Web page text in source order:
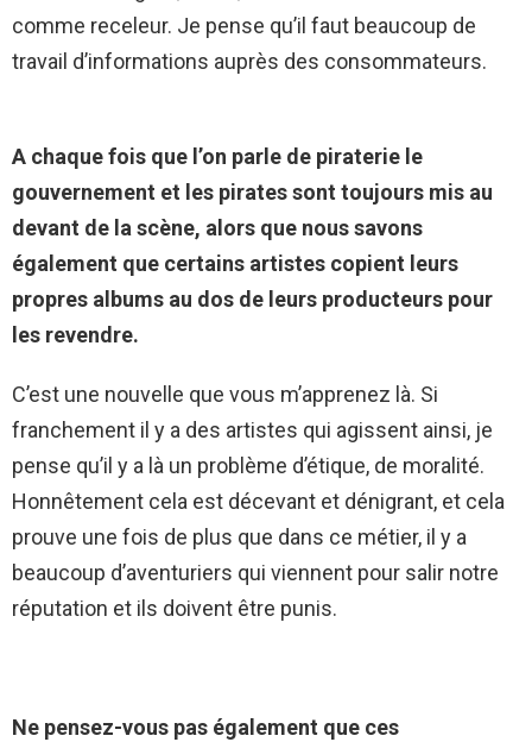
comme receleur. Je pense qu’il faut beaucoup de
travail d’informations auprès des consommateurs.
A chaque fois que l’on parle de piraterie le
gouvernement et les pirates sont toujours mis au
devant de la scène, alors que nous savons
également que certains artistes copient leurs
propres albums au dos de leurs producteurs pour
les revendre.
C’est une nouvelle que vous m’apprenez là. Si
franchement il y a des artistes qui agissent ainsi, je
pense qu’il y a là un problème d’étique, de moralité.
Honnêtement cela est décevant et dénigrant, et cela
prouve une fois de plus que dans ce métier, il y a
beaucoup d’aventuriers qui viennent pour salir notre
réputation et ils doivent être punis.
Ne pensez-vous pas également que ces